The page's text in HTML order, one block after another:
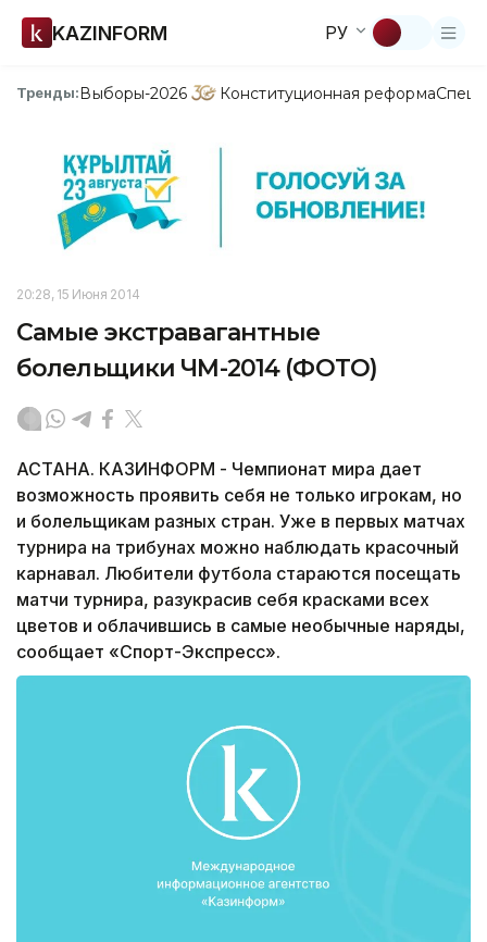
KAZINFORM РУ
Тренды:Выборы-2026 Конституционная реформа
20:28, 15 Июня 2014
Самые экстравагантные
болельщики ЧМ-2014 (ФОТО)
АСТАНА. КАЗИНФОРМ - Чемпионат мира дает
возможность проявить себя не только игрокам, но
и болельщикам разных стран. Уже в первых матчах
турнира на трибунах можно наблюдать красочный
карнавал. Любители футбола стараются посещать
матчи турнира, разукрасив себя красками всех
цветов и облачившись в самые необычные наряды,
сообщает «Спорт-Экспресс».